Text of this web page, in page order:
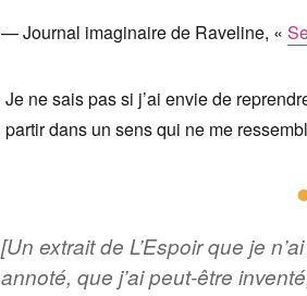
Journal imaginaire de Raveline, «
Je ne sais pas si j’ai envie de
partir dans un sens qui ne me
[Un extrait de L’Espoir que je
annoté, que j’ai peut-être